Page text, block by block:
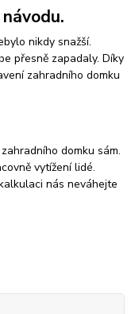
nikdy snažší.
přesně zapadaly. Díky
zahradního domku
domku sám.
vytížení lidé.
nás neváhejte